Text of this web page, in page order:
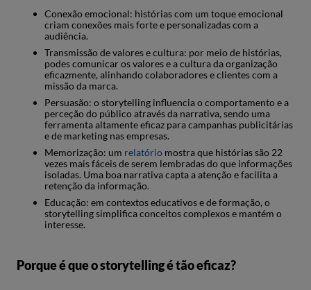
Conexão emocional: histórias com um toque emocional
criam conexões mais forte e personalizadas com a
audiência.
Transmissão de valores e cultura: por meio de histórias,
podes comunicar os valores e a cultura da organização
eficazmente, alinhando colaboradores e clientes com a
missão da marca.
Persuasão: o storytelling influencia o comportamento e a
perceção do público através da narrativa, sendo uma
ferramenta altamente eficaz para campanhas publicitárias
e de marketing nas empresas.
Memorização: um relatório mostra que histórias são 22
vezes mais fáceis de serem lembradas do que informações
isoladas. Uma boa narrativa capta a atenção e facilita a
retenção da informação.
Educação: em contextos educativos e de formação, o
storytelling simplifica conceitos complexos e mantém o
interesse.
Porque é que o storytelling é tão eficaz?